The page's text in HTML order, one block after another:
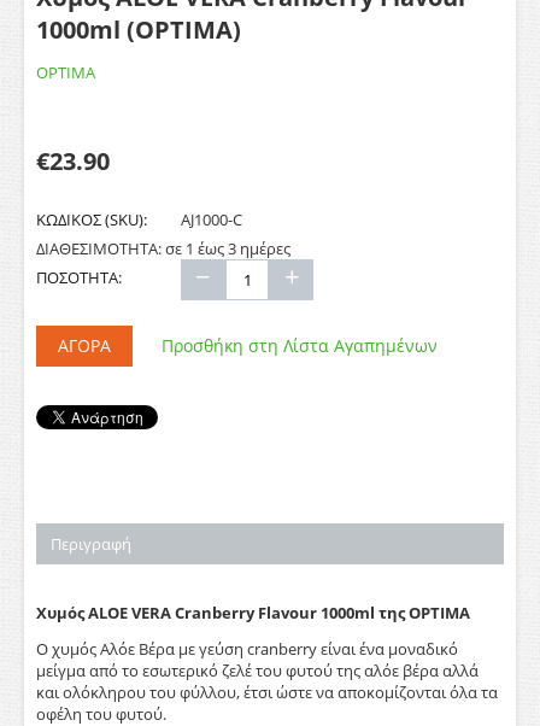
1000ml (OPTIMA)
OPTIMA
€23.90
ΚΩΔΙΚΟΣ (SKU):
AJ1000-C
ΔΙΑΘΕΣΙΜΟΤΗΤΑ:σε 1 έως 3 ημέρες
ΠΟΣΟΤΗΤΑ:
+
−
ΑΓΟΡΆ Προσθήκη στη Λίστα Αγαπημένων
Περιγραφή
Χυμός ALOE VERA Cranberry Flavour 1000ml​ της OPTIMA
Ο χυμός Αλόε Βέρα με γεύση cranberry είναι ένα μοναδικό
μείγμα από το εσωτερικό ζελέ του φυτού της αλόε βέρα αλλά
και ολόκληρου του φύλλου, έτσι ώστε να αποκομίζονται όλα τα
οφέλη του φυτού.